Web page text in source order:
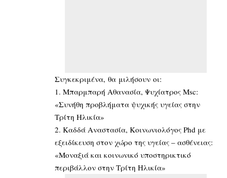
Συγκεκριμένα, θα μιλήσουν οι:
1. Μπαρμπαρή Αθανασία, Ψυχίατρος Msc:
«Συνήθη προβλήματα ψυχικής υγείας στην
Τρίτη Ηλικία»
2. Καδδά Αναστασία, Κοινωνιολόγος Phd με
εξειδίκευση στον χώρο της υγείας – ασθένειας:
«Μοναξιά και κοινωνικό υποστηρικτικό
περιβάλλον στην Τρίτη Ηλικία»